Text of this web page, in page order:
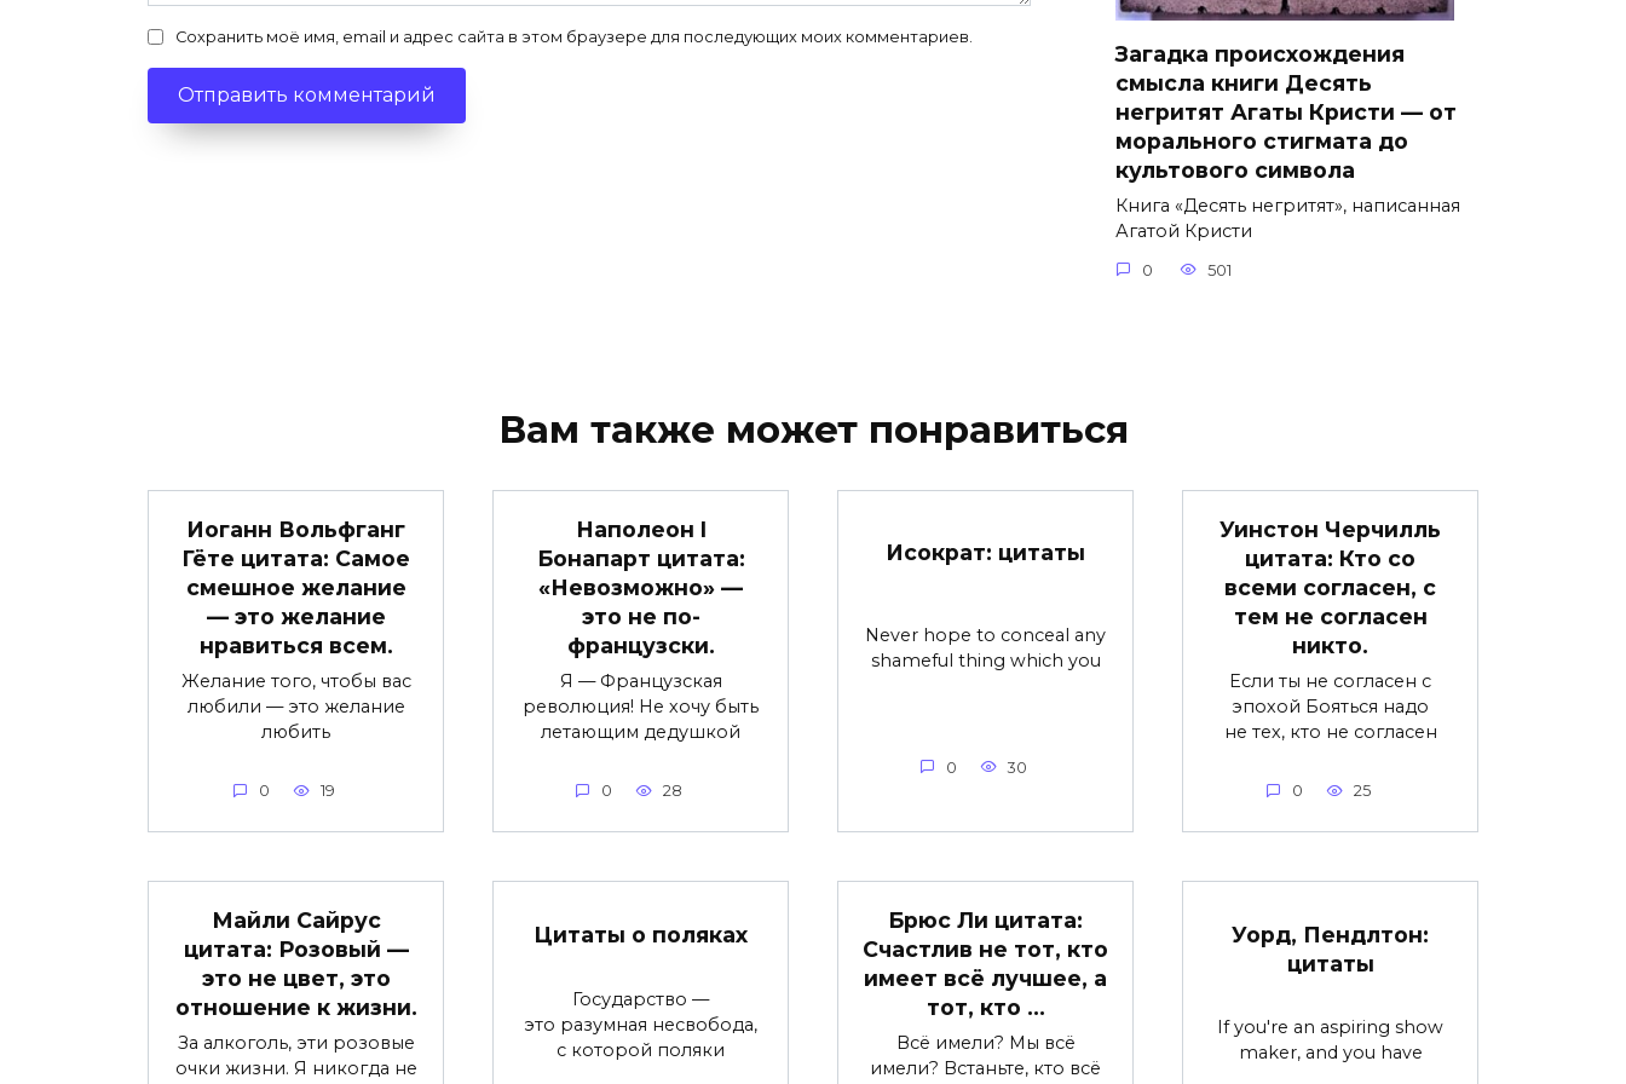
Сохранить моё имя, email и адрес сайта в этом браузере для последующих моих комментариев.
Загадка происхождения
смысла книги Десять
негритят Агаты Кристи — от
морального стигмата до
культового символа
Книга «Десять негритят», написанная
Агатой Кристи
0 501
Вам также может понравиться
Иоганн Вольфганг
Гёте цитата: Самое
смешное желание
— это желание
нравиться всем.
Желание того, чтобы вас
любили — это желание
любить
0 19
Наполеон I
Бонапарт цитата:
«Невозможно» —
это не по-
французски.
Я — Французская
революция! Не хочу быть
летающим дедушкой
0 28
Исократ: цитаты
Never hope to conceal any
shameful thing which you
0 30
Уинстон Черчилль
цитата: Кто со
всеми согласен, с
тем не согласен
никто.
Если ты не согласен с
эпохой Бояться надо
не тех, кто не согласен
0 25
Майли Сайрус
цитата: Розовый —
это не цвет, это
отношение к жизни.
За алкоголь, эти розовые
очки жизни. Я никогда не
Цитаты о поляках
Государство —
это разумная несвобода,
с которой поляки
Брюс Ли цитата:
Счастлив не тот, кто
имеет всё лучшее, а
тот, кто …
Всё имели? Мы всё
имели? Встаньте, кто всё
Уорд, Пендлтон:
цитаты
If you're an aspiring show
maker, and you have